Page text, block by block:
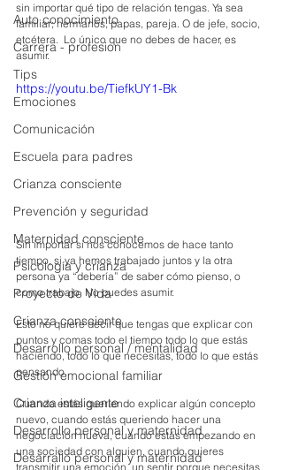
Auto conocimiento
Carrera - profesion
Tips
Emociones
Comunicación
Escuela para padres
Crianza consciente
Prevención y seguridad
Maternidad consciente
Psicología y crianza
Proyecto de Vida
Crianza consciente
Desarrollo personal / mentalidad
Gestión emocional familiar
Crianza inteligente
Desarrollo personal y maternidad
Desarrallo personal y maternidad
sin importar qué tipo de relación tengas. Ya sea
familiar; hermanos, papas, pareja. O de jefe, socio,
etcétera.  Lo único que no debes de hacer, es
asumir.
https://youtu.be/TiefkUY1-Bk
Sin importar si nos conocemos de hace tanto
tiempo, si ya hemos trabajado juntos y la otra
persona ya “debería” de saber cómo pienso, o
como trabajo. No puedes asumir.
Esto no quiere decir que tengas que explicar con
puntos y comas todo el tiempo todo lo que estás
haciendo, todo lo que necesitas, todo lo que estás
pensando.
Cuando estás queriendo explicar algún concepto
nuevo, cuando estás queriendo hacer una
negociación nueva, cuando estás empezando en
una sociedad con alguien, cuando quieres
transmitir una emoción, un sentir porque necesitas